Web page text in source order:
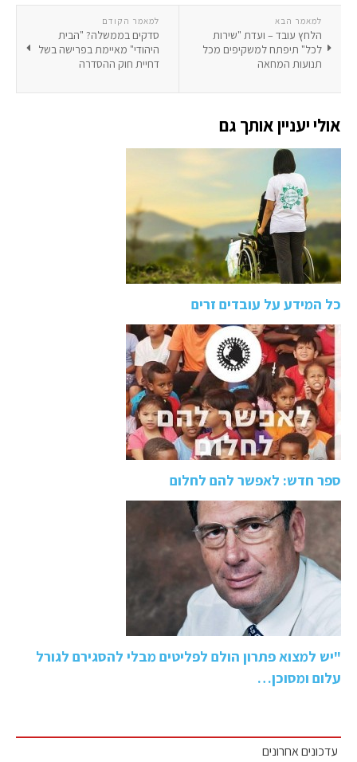
למאמר הקודם
סדקים בממשלה? "הבית
היהודי" מאיימת בפרישה בשל
דחיית חוק ההסדרה
למאמר הבא
הלחץ עובד – ועדת "שירות
לכל" תיפתח למשקיפים מכל
תנועות המחאה
אולי יעניין אותך גם
כל המידע על עובדים זרים
ספר חדש: לאפשר להם לחלום
"יש למצוא פתרון הולם לפליטים מבלי להסגירם לגורל
עלום ומסוכן…
עדכונים אחרונים